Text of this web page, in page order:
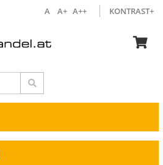
A A+ A++ KONTRAST+